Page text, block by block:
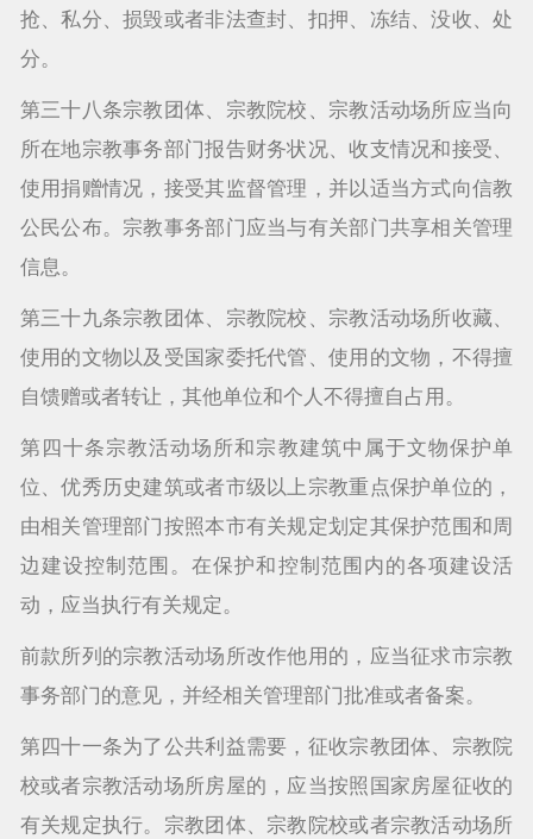
抢、私分、损毁或者非法查封、扣押、冻结、没收、处
分。
第三十八条宗教团体、宗教院校、宗教活动场所应当向
所在地宗教事务部门报告财务状况、收支情况和接受、
使用捐赠情况，接受其监督管理，并以适当方式向信教
公民公布。宗教事务部门应当与有关部门共享相关管理
信息。
第三十九条宗教团体、宗教院校、宗教活动场所收藏、
使用的文物以及受国家委托代管、使用的文物，不得擅
自馈赠或者转让，其他单位和个人不得擅自占用。
第四十条宗教活动场所和宗教建筑中属于文物保护单
位、优秀历史建筑或者市级以上宗教重点保护单位的，
由相关管理部门按照本市有关规定划定其保护范围和周
边建设控制范围。在保护和控制范围内的各项建设活
动，应当执行有关规定。
前款所列的宗教活动场所改作他用的，应当征求市宗教
事务部门的意见，并经相关管理部门批准或者备案。
第四十一条为了公共利益需要，征收宗教团体、宗教院
校或者宗教活动场所房屋的，应当按照国家房屋征收的
有关规定执行。宗教团体、宗教院校或者宗教活动场所